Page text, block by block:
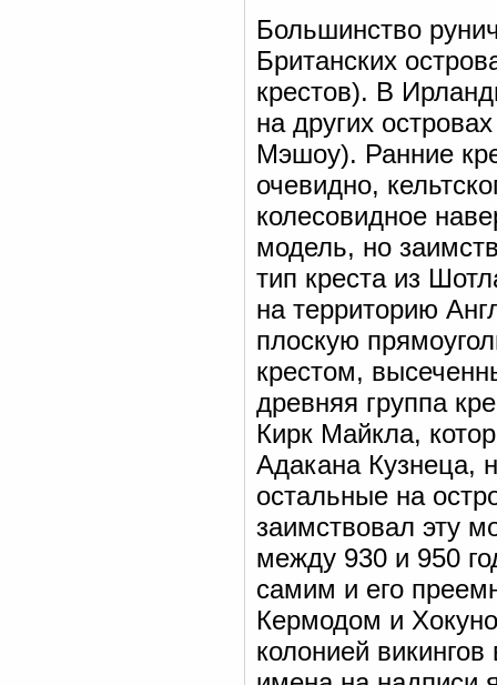
Большинство
Британских
крестов). В
на других
Мэшоу). Ранние
очевидно,
колесовидное
модель, но
тип креста из
на территорию
плоскую
крестом,
древняя группа
Кирк Майкла,
Адакана Кузнеца,
остальные на
заимствовал эту
между 930 и 950
самим и его
Кермодом и
колонией